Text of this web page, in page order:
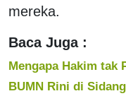
mereka.
Baca Juga :
Mengapa Hakim tak
BUMN Rini di